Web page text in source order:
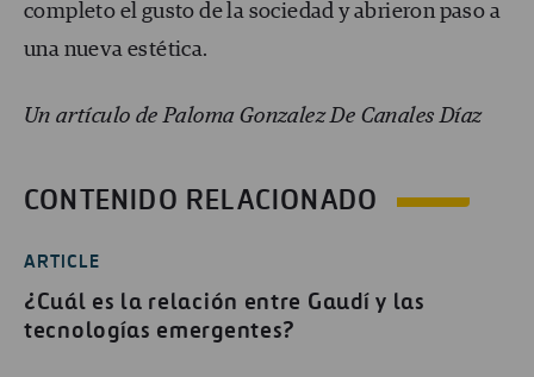
completo el gusto de la sociedad y abrieron paso a
una nueva estética.
Un artículo de Paloma Gonzalez De Canales Díaz
CONTENIDO RELACIONADO
ARTICLE
¿Cuál es la relación entre Gaudí y las
tecnologías emergentes?